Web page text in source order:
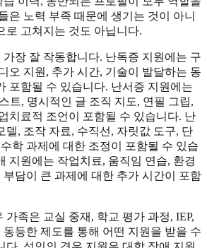
은 노력 부족 때문에 생기는 것이 아니
로 고쳐지는 것도 아닙니다.
장 잘 작동합니다. 난독증 지원에는 구
오 지원, 추가 시간, 기술이 발달하는 동
포함될 수 있습니다. 난서증 지원에는
트, 명시적인 글 조직 지도, 연필 그립,
치료적 조언이 포함될 수 있습니다. 난
델, 조작 자료, 수직선, 자릿값 도구, 단
학 과제에 대한 조정이 포함될 수 있습
지원에는 작업치료, 움직임 연습, 환경
부담이 큰 과제에 대한 추가 시간이 포함
가족은 교실 중재, 학교 평가 과정, IEP,
동등한 제도를 통해 어떤 지원을 받을 수